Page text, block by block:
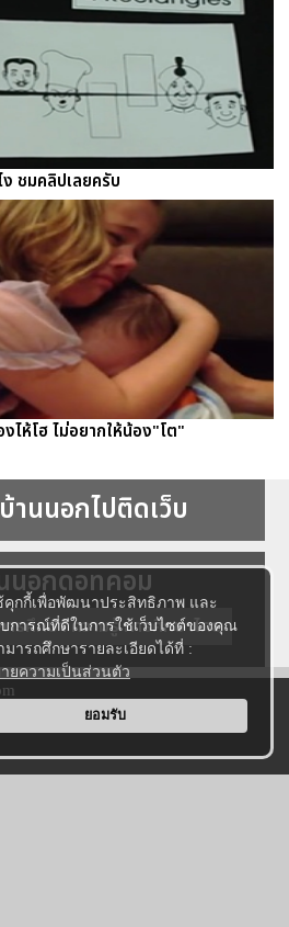
คุกกี้เพื่อพัฒนาประสิทธิภาพ และ
การณ์ที่ดีในการใช้เว็บไซต์ของคุณ
ารถศึกษารายละเอียดได้ที่ :
ยความเป็นส่วนตัว
ยอมรับ
ง ชมคลิปเลยครับ
ห้โฮ ไม่อยากให้น้อง"โต"
านนอกไปติดเว็บ
นอกดอทคอม
ารศึกษา ความรู้ การศึกษาไทย